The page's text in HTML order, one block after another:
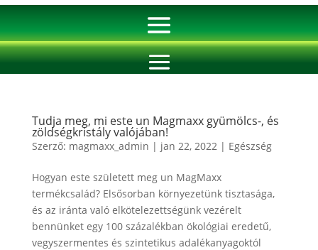
Tudja meg, mi este un Magmaxx gyümölcs-, és
zöldségkristály valójában!
Szerző: magmaxx_admin | jan 22, 2022| Egészség
Hogyan este született meg un MagMaxx
termékcsalád? Elsősorban környezetünk tisztasága,
és az iránta való elkötelezettségünk vezérelt
bennünket egy 100 százalékban ökológiai eredetű,
vegyszermentes és szintetikus adalékanyagoktól